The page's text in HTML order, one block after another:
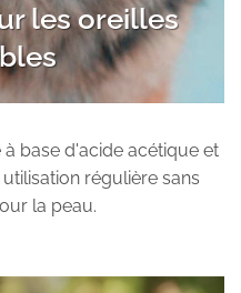
les oreilles
base d'acide acétique et
régulière sans
la peau.